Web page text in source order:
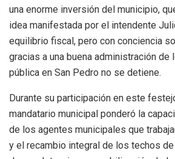
una enorme inversión del municipio,
idea manifestada por el intendente
equilibrio fiscal, pero con conciencia
gracias a una buena administración de
pública en San Pedro no se detiene.
Durante su participación en este
mandatario municipal ponderó la
de los agentes municipales que
y el recambio integral de los techos